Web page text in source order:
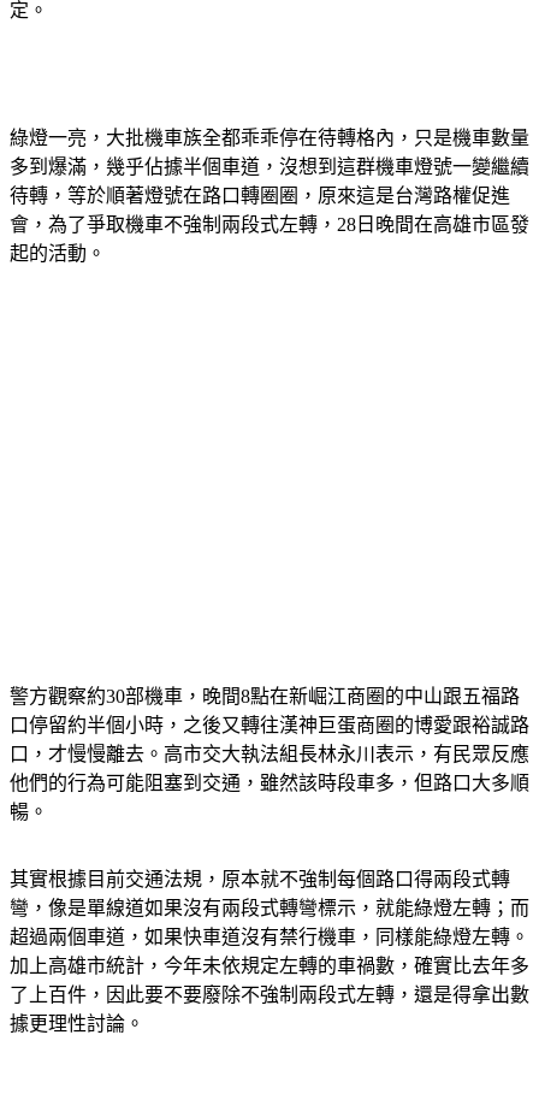
定。
綠燈一亮，大批機車族全都乖乖停在待轉格內，只是機車數量
多到爆滿，幾乎佔據半個車道，沒想到這群機車燈號一變繼續
待轉，等於順著燈號在路口轉圈圈，原來這是台灣路權促進
會，為了爭取機車不強制兩段式左轉，28日晚間在高雄市區發
起的活動。
警方觀察約30部機車，晚間8點在新崛江商圈的中山跟五福路
口停留約半個小時，之後又轉往漢神巨蛋商圈的博愛跟裕誠路
口，才慢慢離去。高市交大執法組長林永川表示，有民眾反應
他們的行為可能阻塞到交通，雖然該時段車多，但路口大多順
暢。
其實根據目前交通法規，原本就不強制每個路口得兩段式轉
彎，像是單線道如果沒有兩段式轉彎標示，就能綠燈左轉；而
超過兩個車道，如果快車道沒有禁行機車，同樣能綠燈左轉。
加上高雄市統計，今年未依規定左轉的車禍數，確實比去年多
了上百件，因此要不要廢除不強制兩段式左轉，還是得拿出數
據更理性討論。